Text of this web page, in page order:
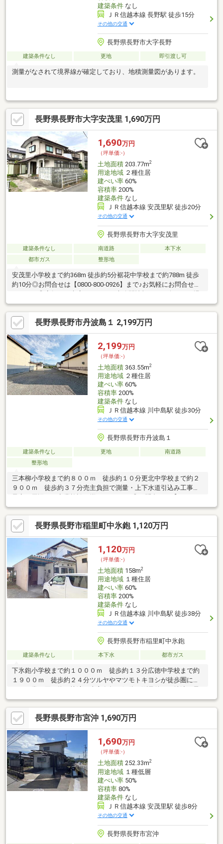
建築条件なし
ＪＲ信越本線 長野駅 徒歩15分
その他の交通
長野県長野市大字長野
建築条件なし 更地 即引渡し可
測量がなされて境界線が確定しており、地積測量図があります。
長野県長野市大字安茂里 1,690万円
1,690万円
（坪単価:-）
土地面積203.77m2
用途地域２種住居
建ぺい率60%
容積率200%
建築条件なし
ＪＲ信越本線 安茂里駅 徒歩20分
その他の交通
長野県長野市大字安茂里
建築条件なし 南道路
本下水
都市ガス
整形地
安茂里小学校まで約368m 徒歩約5分裾花中学校まで約788m 徒歩
約10分◎お問合せは【0800-800-0926】まで♪お気軽にお問合せく
合がございます。 ご予約は【イエステーション長野店】で検索
☆当社は、宅地建物取引士によるご購入相談はもちろん、住宅ロ
ーンのご相談も承っております。支払っていけるか…、審査が通
るか…など、住宅ローンのご心配ごとは当社へご相談ください！
長野県長野市丹波島１ 2,199万円
2,199万円
（坪単価:-）
土地面積363.55m2
用途地域２種住居
建ぺい率60%
容積率200%
建築条件なし
ＪＲ信越本線 川中島駅 徒歩30分
その他の交通
長野県長野市丹波島１
建築条件なし 更地
南道路
整形地
三本柳小学校まで約８００ｍ 徒歩約１０分更北中学校まで約２
９００ｍ 徒歩約３７分売主負担で測量・上下水道引込み工事を
800-0926】まで♪お気軽にお問合せください！◎店舗へご来店い
ただくと未公開情報をご紹介できる場合がございます。 ご予約
は【イエステーション長野店】で検索☆当社は、宅地建物取引士
によるご購入相談はもちろん、住宅ローンのご相談も承っており
ます。支払っていけるか…、審査が通るか…など、住宅ローンのご
心配ごとは当社へご相談ください！
長野県長野市稲里町中氷鉋 1,120万円
1,120万円
（坪単価:-）
土地面積158m2
用途地域１種住居
建ぺい率60%
容積率200%
建築条件なし
ＪＲ信越本線 川中島駅 徒歩38分
その他の交通
長野県長野市稲里町中氷鉋
建築条件なし 本下水 都市ガス
下氷鉋小学校まで約１０００ｍ 徒歩約１３分広徳中学校まで約
１９００ｍ 徒歩約２４分ツルヤやマツモトキヨシが徒歩圏にあ
定の暮らしやすい住宅用地です。◎お問合せは【0800-800-0926】
まで♪お気軽にお問合せください！◎店舗へご来店いただくと未公
開情報をご紹介できる場合がございます。 ご予約は【イエステ
ーション長野店】で検索☆当社は、宅地建物取引士によるご購入
相談はもちろん、住宅ローンのご相談も承っております。支払っ
ていけるか…、審査が通るか…など、住宅ローンのご心配ごとは当
社へご相談ください！
長野県長野市宮沖 1,690万円
1,690万円
（坪単価:-）
土地面積252.33m2
用途地域１種低層
建ぺい率50%
容積率80%
建築条件なし
ＪＲ信越本線 安茂里駅 徒歩8分
その他の交通
長野県長野市宮沖